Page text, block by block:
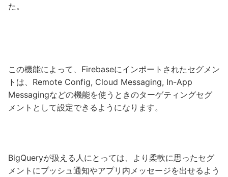
た。
この機能によって、Firebaseにインポートされたセグメン
トは、Remote Config, Cloud Messaging, In-App
Messagingなどの機能を使うときのターゲティングセグ
メントとして設定できるようになります。
BigQueryが扱える人にとっては、より柔軟に思ったセグ
メントにプッシュ通知やアプリ内メッセージを出せるよう